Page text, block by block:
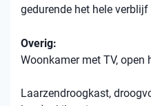
gedurende het hele
Overig:
Woonkamer met TV, open
Laarzendroogkast,